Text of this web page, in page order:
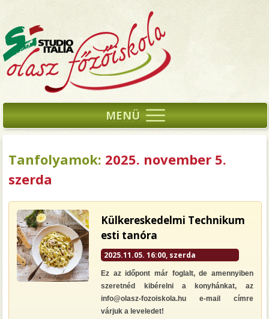
MENÜ
Tanfolyamok: 2025. november 5.
szerda
Külkereskedelmi Technikum
esti tanóra
2025.11.05. 16:00, szerda
Ez az időpont már foglalt, de amennyiben
szeretnéd kibérelni a konyhánkat, az
info@olasz-fozoiskola.hu e-mail címre
várjuk a leveledet!